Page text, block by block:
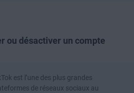
ou désactiver un compte
est l’une des plus grandes
de réseaux sociaux au